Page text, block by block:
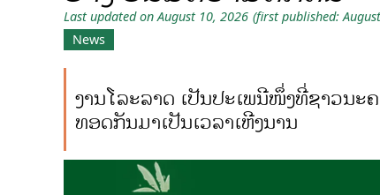
Last updated on August 10, 2026 (first published:
News
ງານໂລະລາດ ເປັນປະເພນີໜຶ່ງທີ່ຊາວນ
ທອດກັນມາເປັນເວລາເຫີງນານ